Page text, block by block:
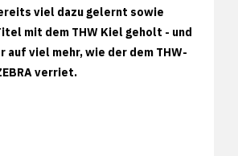
viel dazu gelernt sowie
mit dem THW Kiel geholt - und
auf viel mehr, wie der dem THW-
verriet.